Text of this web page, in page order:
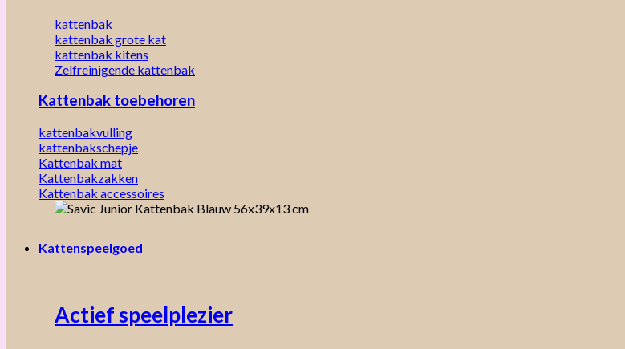
kattenbak
kattenbak grote kat
kattenbak kitens
Zelfreinigende kattenbak
Kattenbak toebehoren
kattenbakvulling
kattenbakschepje
Kattenbak mat
Kattenbakzakken
Kattenbak accessoires
Kattenspeelgoed
Actief speelplezier